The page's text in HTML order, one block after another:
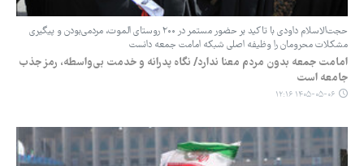
حجت‌الاسلام داودی با تاکید بر حضور مستمر در ۲۰۰ روستای الموت، مردمی‌بودن و پیگیری
مشکلات محرومان را وظیفه اصلی شبکه امامت جمعه دانست
امامت جمعه بدون مردم معنا ندارد/ نگاه پدرانه و خدمت بی‌واسطه، رمز جذب
جامعه است
۱۴۰۵-۰۵-۰۶ ۱۲:۱۶